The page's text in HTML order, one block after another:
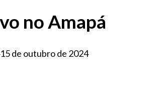
no Amapá
15 de outubro de 2024